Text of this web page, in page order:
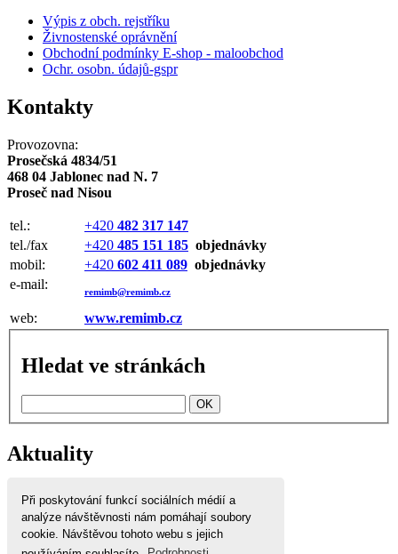
Při poskytování funkcí sociálních médií a
analýze návštěvnosti nám pomáhají soubory
cookie. Návštěvou tohoto webu s jejich
Výpis z obch. rejstříku
Živnostenské oprávnění
Obchodní podmínky E-shop - maloobchod
Ochr. osobn. údajů-gspr
Kontakty
Provozovna:
Prosečská 4834/51
468 04 Jablonec nad N. 7
Proseč nad Nisou
tel.: +420 482 317 147
tel./fax +420 485 151 185 objednávky
mobil:
+420 602 411 089 objednávky
e-mail:
remimb@remimb.cz
web: www.remimb.cz
Hledat ve stránkách
Aktuality
Agar Agar